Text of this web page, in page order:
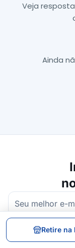
Veja
Ainda
Receba promoções,
Retire na